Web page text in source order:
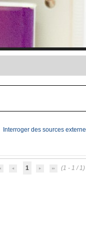
Interroger des sources
1 (1 - 1 / 1)